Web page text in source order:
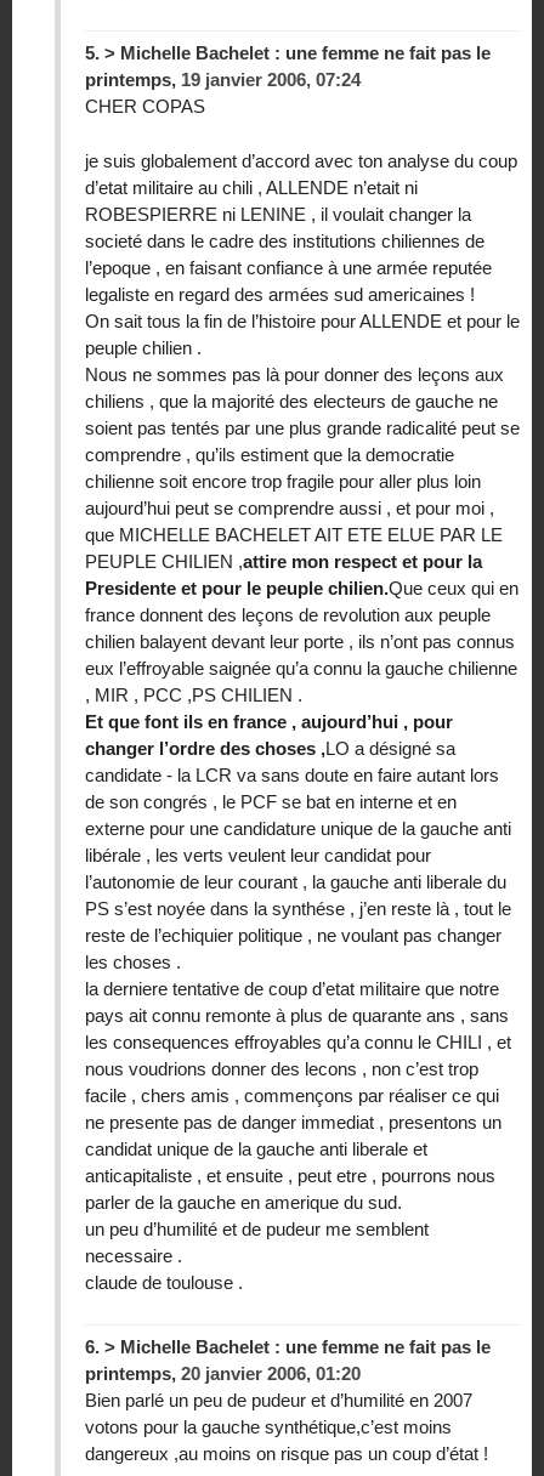
5. > Michelle Bachelet : une femme ne fait pas le
printemps, 19 janvier 2006, 07:24
CHER COPAS
je suis globalement d’accord avec ton analyse du coup
d’etat militaire au chili , ALLENDE n’etait ni
ROBESPIERRE ni LENINE , il voulait changer la
societé dans le cadre des institutions chiliennes de
l’epoque , en faisant confiance à une armée reputée
legaliste en regard des armées sud americaines !
On sait tous la fin de l’histoire pour ALLENDE et pour le
peuple chilien .
Nous ne sommes pas là pour donner des leçons aux
chiliens , que la majorité des electeurs de gauche ne
soient pas tentés par une plus grande radicalité peut se
comprendre , qu’ils estiment que la democratie
chilienne soit encore trop fragile pour aller plus loin
aujourd’hui peut se comprendre aussi , et pour moi ,
que MICHELLE BACHELET AIT ETE ELUE PAR LE
PEUPLE CHILIEN ,attire mon respect et pour la
Presidente et pour le peuple chilien.Que ceux qui en
france donnent des leçons de revolution aux peuple
chilien balayent devant leur porte , ils n’ont pas connus
eux l’effroyable saignée qu’a connu la gauche chilienne
, MIR , PCC ,PS CHILIEN .
Et que font ils en france , aujourd’hui , pour
changer l’ordre des choses ,LO a désigné sa
candidate - la LCR va sans doute en faire autant lors
de son congrés , le PCF se bat en interne et en
externe pour une candidature unique de la gauche anti
libérale , les verts veulent leur candidat pour
l’autonomie de leur courant , la gauche anti liberale du
PS s’est noyée dans la synthése , j’en reste là , tout le
reste de l’echiquier politique , ne voulant pas changer
les choses .
la derniere tentative de coup d’etat militaire que notre
pays ait connu remonte à plus de quarante ans , sans
les consequences effroyables qu’a connu le CHILI , et
nous voudrions donner des lecons , non c’est trop
facile , chers amis , commençons par réaliser ce qui
ne presente pas de danger immediat , presentons un
candidat unique de la gauche anti liberale et
anticapitaliste , et ensuite , peut etre , pourrons nous
parler de la gauche en amerique du sud.
un peu d’humilité et de pudeur me semblent
necessaire .
claude de toulouse .
6. > Michelle Bachelet : une femme ne fait pas le
printemps, 20 janvier 2006, 01:20
Bien parlé un peu de pudeur et d’humilité en 2007
votons pour la gauche synthétique,c’est moins
dangereux ,au moins on risque pas un coup d’état !